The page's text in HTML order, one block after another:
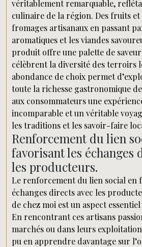
véritablement remarquable,
culinaire de la région. Des fruits et
fromages artisanaux en passant
aromatiques et les viandes
produit offre une palette de
célèbrent la diversité des terroirs
abondance de choix permet
toute la richesse gastronomique
aux consommateurs une
incomparable et un véritable
les traditions et les savoir-faire
Renforcement du lien
favorisant les échanges
les producteurs.
Le renforcement du lien social en
échanges directs avec les
de chez moi est un aspect
En rencontrant ces artisans
marchés ou dans leurs
pu en apprendre davantage sur